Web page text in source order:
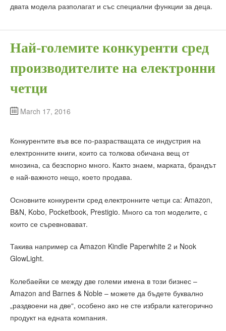
двата модела разполагат и със специални функции за деца.
Най-големите конкуренти сред
производителите на електронни
четци
March 17, 2016
Конкурентите във все по-разрастващата се индустрия на
електронните книги, които са толкова обичана вещ от
мнозина, са безспорно много. Както знаем, марката, брандът
е най-важното нещо, което продава.
Основните конкуренти сред електронните четци са: Amazon,
B&N, Kobo, Pocketbook, Prestigio. Много са топ моделите, с
които се съревновават.
Такива например са Amazon Kindle Paperwhite 2 и Nook
GlowLight.
Колебаейки се между две големи имена в този бизнес –
Amazon and Barnes & Noble – можете да бъдете буквално
„раздвоени на две“, особено ако не сте избрали категорично
продукт на едната компания.